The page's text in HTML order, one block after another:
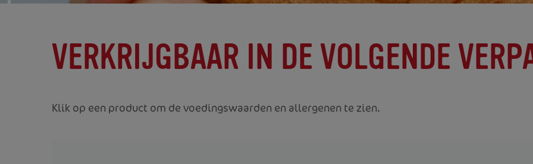
VERKRIJGBAAR IN DE VOLGENDE
Klik op een product om de voedingswaarden en allergenen te zien.